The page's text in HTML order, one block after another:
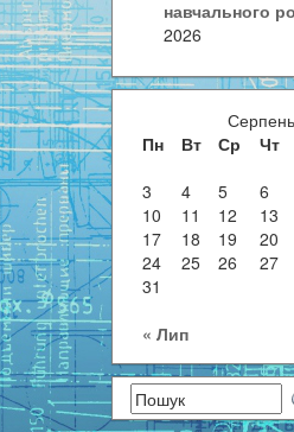
навчального
2026
Пн
Вт Ср Чт
3
4 5 6
10
11 12 13
17
18 19 20
24
25 26 27
31
« Лип